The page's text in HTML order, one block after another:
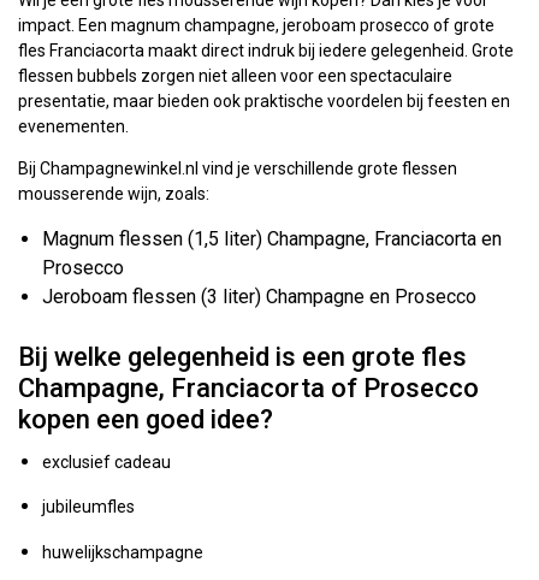
impact. Een magnum champagne, jeroboam prosecco of grote
fles Franciacorta maakt direct indruk bij iedere gelegenheid. Grote
flessen bubbels zorgen niet alleen voor een spectaculaire
presentatie, maar bieden ook praktische voordelen bij feesten en
evenementen.
Bij Champagnewinkel.nl vind je verschillende grote flessen
mousserende wijn, zoals:
Magnum flessen (1,5 liter) Champagne, Franciacorta en
Prosecco
Jeroboam flessen (3 liter) Champagne en Prosecco
Bij welke gelegenheid is een grote fles
Champagne, Franciacorta of Prosecco
kopen een goed idee?
exclusief cadeau
jubileumfles
huwelijkschampagne